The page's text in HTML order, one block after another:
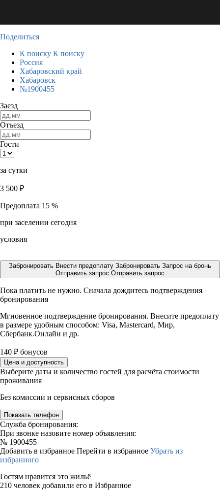
Поделиться
К поиску К поиску
Россия
Хабаровский край
Хабаровск
№1900455
Заезд
Отъезд
Гости
за сутки
3 500 ₽
Предоплата 15 %
при заселении сегодня
условия
Забронировать Внести предоплату Забронировать Запрос на бронь
Отправить запрос Отправить запрос
Пока платить не нужно. Сначала дождитесь подтверждения
бронирования
Мгновенное подтверждение бронирования. Внесите предоплату
в размере удобным способом: Visa, Mastercard, Мир,
Сбербанк.Онлайн и др.
140 ₽ бонусов
Цена и доступность
Выберите даты и количество гостей для расчёта стоимости
проживания
Без комиссии и сервисных сборов
Показать телефон
Служба бронирования:
При звонке назовите номер объявления:
№ 1900455
Добавить в избранное Перейти в избранное Убрать из
избранного
Гостям нравится это жильё
210 человек добавили его в Избранное